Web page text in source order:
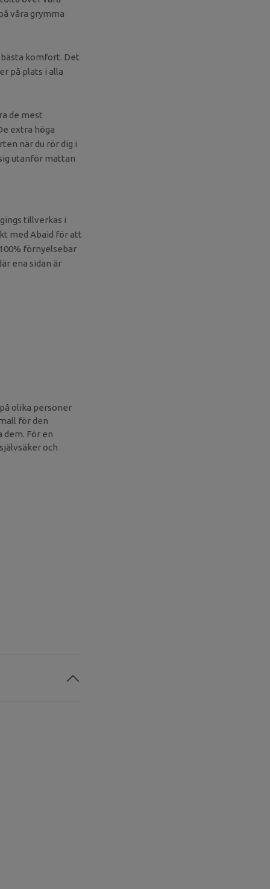
våra grymma
bästa komfort. Det
på plats i alla
de mest
extra höga
när du rör dig i
utanför mattan
tillverkas i
med Abaid för att
förnyelsebar
ena sidan är
olika personer
för den
dem. För en
och